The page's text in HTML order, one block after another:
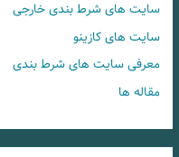
سایت های شرط بندی خارجی
سایت های کازینو
معرفی سایت های شرط بندی
مقاله ها